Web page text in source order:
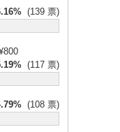
(139 票)
(117 票)
(108 票)